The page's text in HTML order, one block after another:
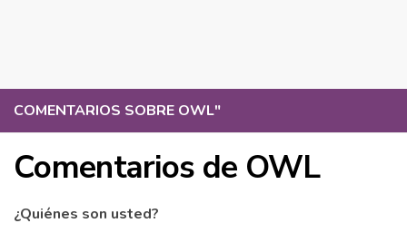
COMENTARIOS SOBRE OWL"
Comentarios de OWL
¿Quiénes son usted?